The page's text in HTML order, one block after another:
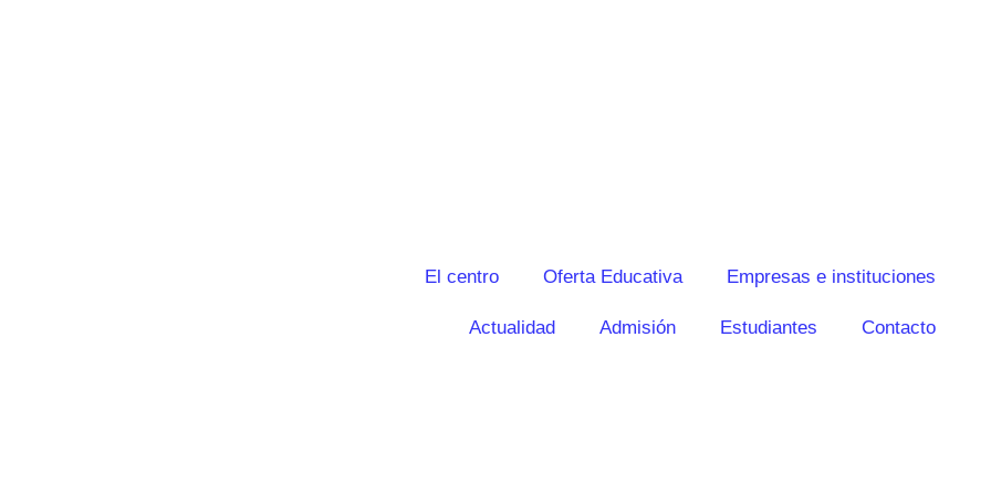
El centro Oferta Educativa Empresas e instituciones
Actualidad Admisión Estudiantes Contacto